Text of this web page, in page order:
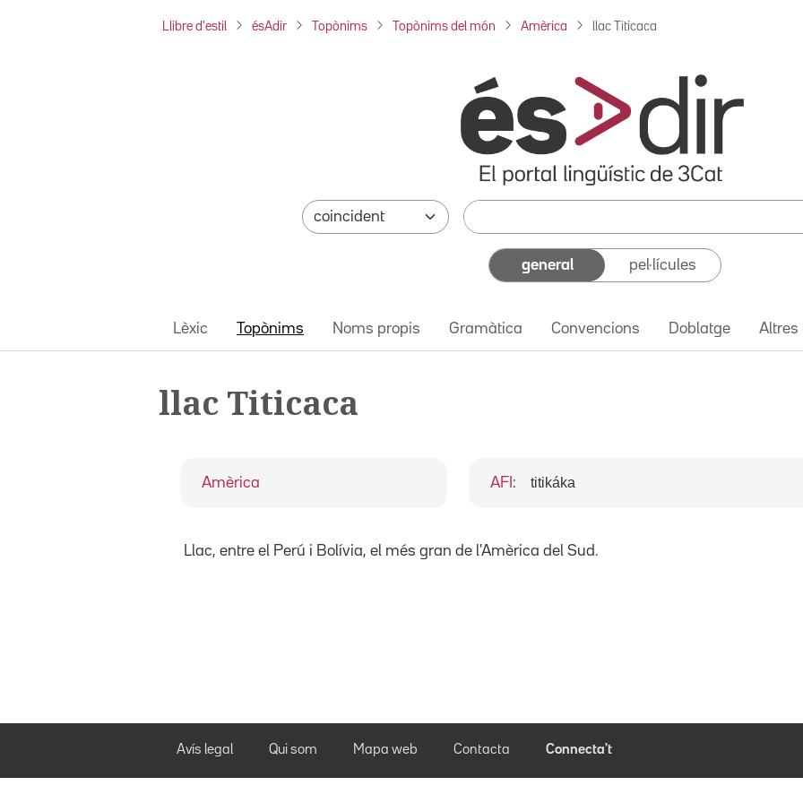
Llibre d'estil ésAdir Topònims Topònims del món Amèrica llac Titicaca
general pel·lícules
Lèxic Topònims Noms propis Gramàtica Convencions Doblatge Altres
llac Titicaca
Amèrica AFI : titikáka
Llac, entre el Perú i Bolívia, el més gran de l'Amèrica del Sud.
Avís legal Qui som Mapa web Contacta Connecta't